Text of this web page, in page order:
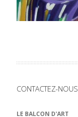
CONTACTEZ-NOUS
LE BALCON D'ART